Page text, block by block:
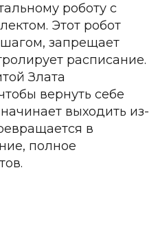
роботу с
Этот робот
запрещает
расписание.
Злата
вернуть себе
выходить из-
в
полное